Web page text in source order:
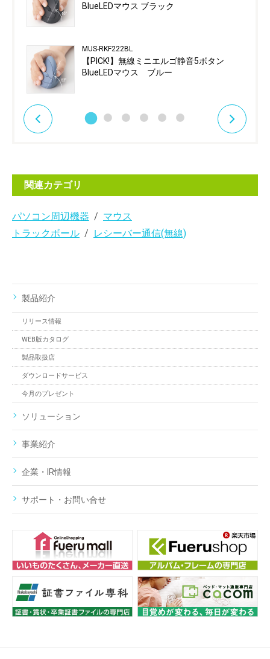
BlueLEDマウス ブラック
MUS-RKF222BL
【PICK!】無線ミニエルゴ静音5ボタン
BlueLEDマウス ブルー
関連カテゴリ
パソコン周辺機器
マウス
トラックボール
レシーバー通信(無線)
製品紹介
リリース情報
WEB版カタログ
製品取扱店
ダウンロードサービス
今月のプレゼント
ソリューション
事業紹介
企業・IR情報
サポート・お問い合せ